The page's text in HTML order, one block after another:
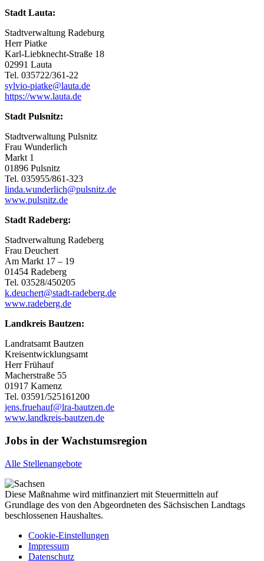
Stadt Lauta:
Stadtverwaltung Radeburg
Herr Piatke
Karl-Liebknecht-Straße 18
02991 Lauta
Tel. 035722/361-22
sylvio-piatke@lauta.de
https://www.lauta.de
Stadt Pulsnitz:
Stadtverwaltung Pulsnitz
Frau Wunderlich
Markt 1
01896 Pulsnitz
Tel. 035955/861-323
linda.wunderlich@pulsnitz.de
www.pulsnitz.de
Stadt Radeberg:
Stadtverwaltung Radeberg
Frau Deuchert
Am Markt 17 – 19
01454 Radeberg
Tel. 03528/450205
k.deuchert@stadt-radeberg.de
www.radeberg.de
Landkreis Bautzen:
Landratsamt Bautzen
Kreisentwicklungsamt
Herr Frühauf
Macherstraße 55
01917 Kamenz
Tel. 03591/525161200
jens.fruehauf@lra-bautzen.de
www.landkreis-bautzen.de
Jobs in der Wachstumsregion
Alle Stellenangebote
Diese Maßnahme wird mitfinanziert mit Steuermitteln auf
Grundlage des von den Abgeordneten des Sächsischen Landtags
beschlossenen Haushaltes.
Cookie-Einstellungen
Impressum
Datenschutz